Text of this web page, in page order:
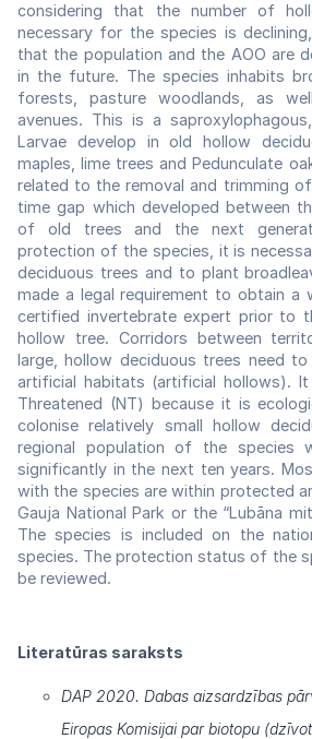
considering that the number of
necessary for the species is
that the population and the AOO are
in the future. The species inhabits
forests, pasture woodlands, as
avenues. This is a
Larvae develop in old hollow
maples, lime trees and Pedunculate
related to the removal and trimming
time gap which developed between
of old trees and the next
protection of the species, it is
deciduous trees and to plant
made a legal requirement to obtain a
certified invertebrate expert prior to
hollow tree. Corridors between
large, hollow deciduous trees need
artificial habitats (artificial hollows).
Threatened (NT) because it is
colonise relatively small hollow
regional population of the species
significantly in the next ten years.
with the species are within protected
Gauja National Park or the “Lubāna
The species is included on the
species. The protection status of the
be reviewed.
Literatūras saraksts
DAP 2020. Dabas aizsardzības
Eiropas Komisijai par biotopu